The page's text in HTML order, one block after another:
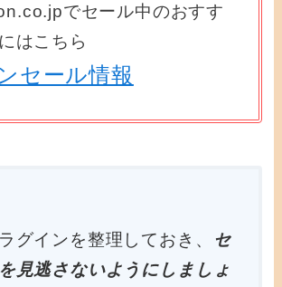
でセール中のおすす
はこちら
セール情報
グインを整理しておき、
セ
見逃さないようにしましょ